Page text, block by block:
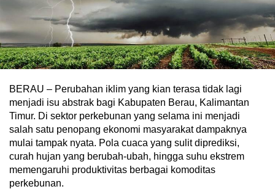
BERAU – Perubahan iklim yang kian terasa tidak lagi
menjadi isu abstrak bagi Kabupaten Berau, Kalimantan
Timur. Di sektor perkebunan yang selama ini menjadi
salah satu penopang ekonomi masyarakat dampaknya
mulai tampak nyata. Pola cuaca yang sulit diprediksi,
curah hujan yang berubah-ubah, hingga suhu ekstrem
memengaruhi produktivitas berbagai komoditas
perkebunan.